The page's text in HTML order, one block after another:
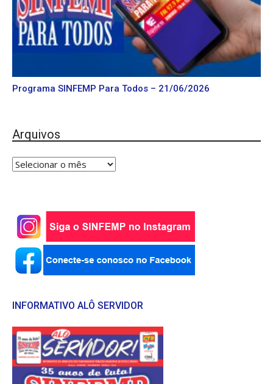
Programa SINFEMP Para Todos – 21/06/2026
Arquivos
Arquivos
INFORMATIVO ALÔ SERVIDOR